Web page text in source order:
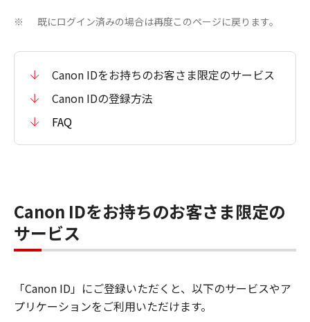
※ 既にログイン済みの場合は再度このページに戻ります。
Canon IDをお持ちのお客さま限定のサービス
Canon IDの登録方法
FAQ
Canon IDをお持ちのお客さま限定の
サービス
「Canon ID」にご登録いただくと、以下のサービスやア
プリケーションをご利用いただけます。